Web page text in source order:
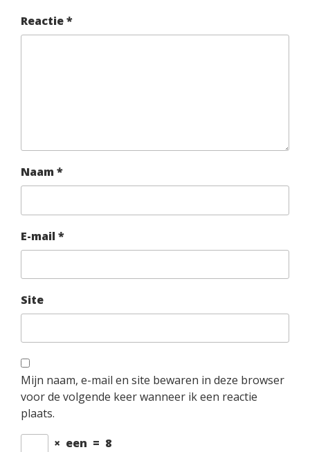
Reactie*
Naam *
E-mail *
Site
Mijn naam, e-mail en site bewaren in deze browser
voor de volgende keer wanneer ik een reactie
plaats.
× een = 8